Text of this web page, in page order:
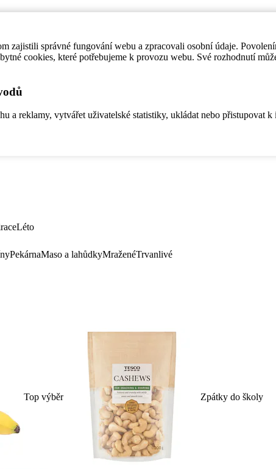
zajistili správné fungování webu a zpracovali osobní údaje.
cookies, které potřebujeme k provozu webu. Své rozhodnutí
a reklamy, vytvářet uživatelské statistiky, ukládat nebo přistupovat
Léto
PekárnaMaso a lahůdkyMraženéTrvanlivé
Top výběr Zpátky do školy